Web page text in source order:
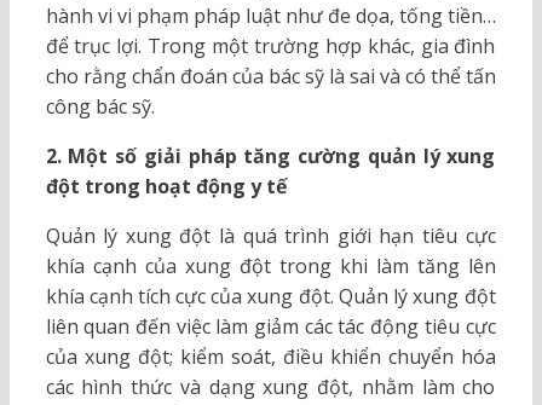
hành vi vi phạm pháp luật như đe dọa, tống tiền…
để trục lợi. Trong một trường hợp khác, gia đình
cho rằng chẩn đoán của bác sỹ là sai và có thể tấn
công bác sỹ.
2. Một số giải pháp tăng cường quản lý xung
đột trong hoạt động y tế
Quản lý xung đột là quá trình giới hạn tiêu cực
khía cạnh của xung đột trong khi làm tăng lên
khía cạnh tích cực của xung đột. Quản lý xung đột
liên quan đến việc làm giảm các tác động tiêu cực
của xung đột; kiểm soát, điều khiển chuyển hóa
các hình thức và dạng xung đột, nhằm làm cho